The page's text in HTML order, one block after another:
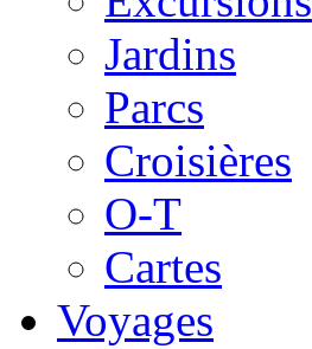
Jardins
Parcs
Croisières
O-T
Cartes
Voyages